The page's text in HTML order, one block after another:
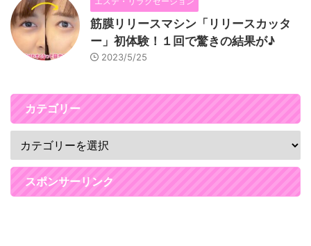
筋膜リリースマシン「リリースカッタ
ー」初体験！１回で驚きの結果が♪
2023/5/25
カテゴリー
スポンサーリンク